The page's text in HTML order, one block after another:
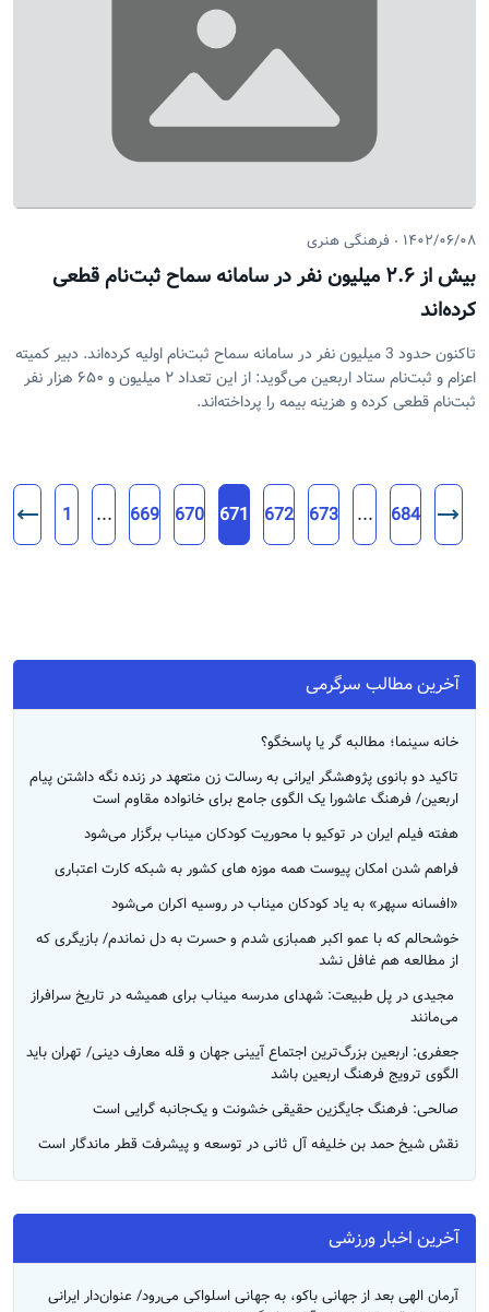
۱۴۰۲/۰۶/۰۸ فرهنگی هنری
بیش از ۲.۶ میلیون نفر در سامانه سماح ثبت‌نام قطعی
کرده‌اند
تاکنون حدود 3 میلیون نفر در سامانه سماح ثبت‌نام اولیه کرده‌اند. دبیر کمیته
اعزام و ثبت‌نام ستاد اربعین می‌گوید: از این تعداد ۲ میلیون و ۶۵۰ هزار نفر
ثبت‌نام قطعی کرده و هزینه بیمه را پرداخته‌اند.
1 ... 669 670 671 672 673 ... 684
آخرین مطالب سرگرمی
خانه سینما؛ مطالبه گر یا پاسخگو؟
تاکید دو بانوی پژوهشگر ایرانی به رسالت زن متعهد در زنده نگه داشتن پیام
اربعین/ فرهنگ عاشورا یک الگوی جامع برای خانواده مقاوم است
هفته فیلم ایران در توکیو با محوریت کودکان میناب برگزار می‌شود
فراهم شدن امکان پیوست همه موزه های کشور به شبکه کارت اعتباری
«افسانه سپهر» به یاد کودکان میناب در روسیه اکران می‌شود
خوشحالم که با عمو اکبر همبازی شدم و حسرت به دل نماندم/ بازیگری که
از مطالعه هم غافل نشد
‌ مجیدی در پل طبیعت: شهدای مدرسه میناب برای همیشه در تاریخ سرافراز
می‌مانند
جعفری: اربعین بزرگ‌ترین اجتماع آیینی جهان و قله معارف دینی/ تهران باید
الگوی ترویج فرهنگ اربعین باشد
صالحی: فرهنگ جایگزین حقیقی خشونت و یک‌جانبه گرایی است
نقش شیخ حمد بن خلیفه آل ثانی در توسعه و پیشرفت قطر ماندگار است
آخرین اخبار ورزشی
آرمان الهی بعد از جهانی باکو، به جهانی اسلواکی می‌رود/ عنوان‌دار ایرانی